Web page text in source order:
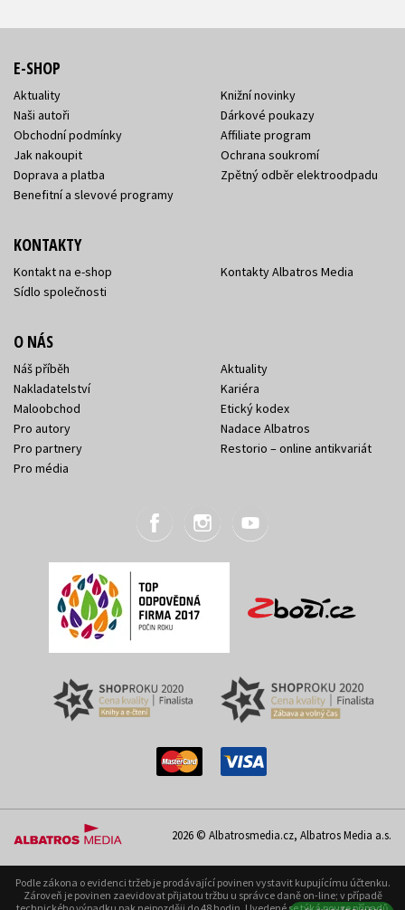
E-SHOP
Aktuality
Naši autoři
Obchodní podmínky
Jak nakoupit
Doprava a platba
Benefitní a slevové programy
Knižní novinky
Dárkové poukazy
Affiliate program
Ochrana soukromí
Zpětný odběr elektroodpadu
KONTAKTY
Kontakt na e-shop
Sídlo společnosti
Kontakty Albatros Media
O NÁS
Náš příběh
Nakladatelství
Maloobchod
Pro autory
Pro partnery
Pro média
Aktuality
Kariéra
Etický kodex
Nadace Albatros
Restorio – online antikvariát
2026 © Albatrosmedia.cz, Albatros Media a.s.
Podle zákona o evidenci tržeb je prodávající povinen vystavit kupujícímu účtenku.
Zároveň je povinen zaevidovat přijatou tržbu u správce daně on-line; v případě